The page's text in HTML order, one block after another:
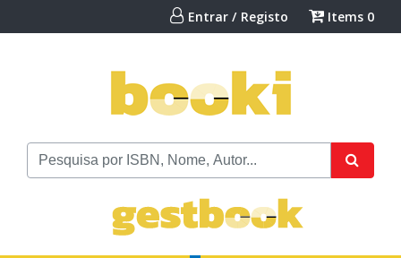
Entrar / Registo Items 0